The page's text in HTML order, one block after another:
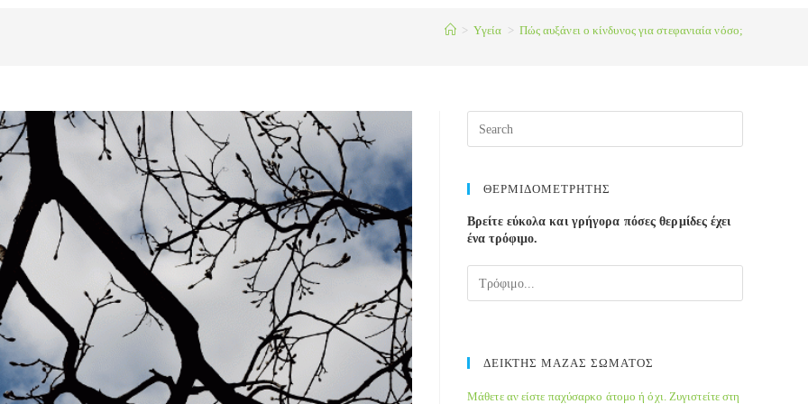
> Yγεία > Πώς αυξάνει ο κίνδυνος για στεφανιαία νόσο;
ΘΕΡΜΙΔΟΜΕΤΡΗΤΗΣ
Βρείτε εύκολα και γρήγορα πόσες θερμίδες έχει
ένα τρόφιμο.
ΔΕΙΚΤΗΣ ΜΑΖΑΣ ΣΩΜΑΤΟΣ
Μάθετε αν είστε παχύσαρκο άτομο ή όχι. Ζυγιστείτε στη